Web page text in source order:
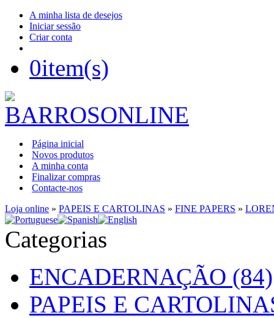
A minha lista de desejos
Iniciar sessão
Criar conta
0item(s)
Página inicial
Novos produtos
A minha conta
Finalizar compras
Contacte-nos
Loja online » PAPEIS E CARTOLINAS » FINE PAPERS »
Categorias
ENCADERNAÇÃO (84)
PAPEIS E